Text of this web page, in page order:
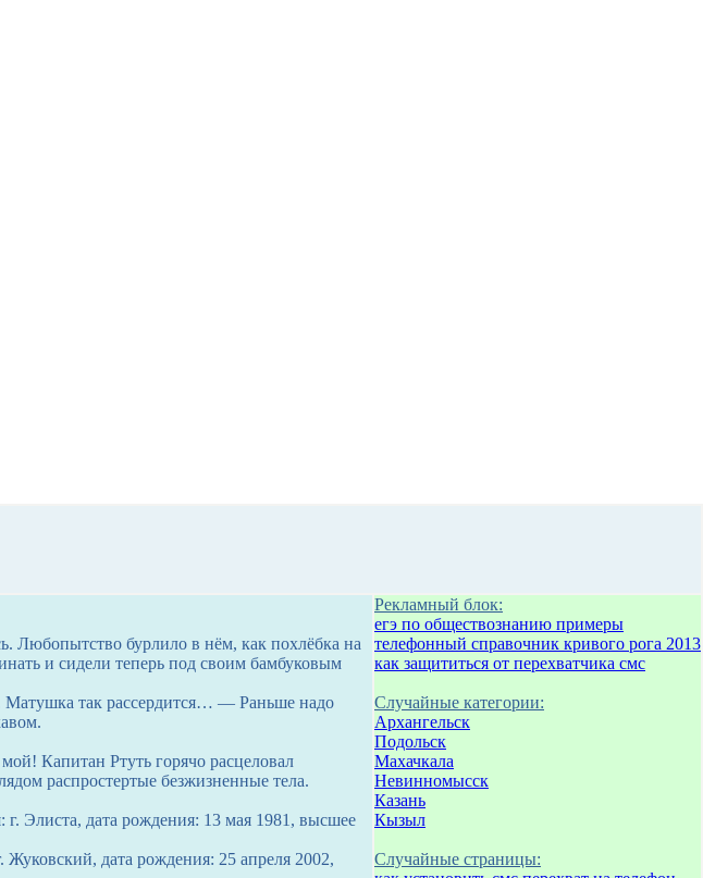
Любопытство бурлило в нём, как похлёбка на
и сидели теперь под своим бамбуковым
Матушка так рассердится… — Раньше надо
Капитан Ртуть горячо расцеловал
распростертые безжизненные тела.
Элиста, дата рождения: 13 мая 1981, высшее
дата рождения: 25 апреля 2002,
Рекламный блок:
егэ по обществознанию примеры
телефонный справочник кривого рога 2013
как защититься от перехватчика смс
Случайные категории:
Архангельск
Подольск
Махачкала
Невинномысск
Казань
Кызыл
Случайные страницы: